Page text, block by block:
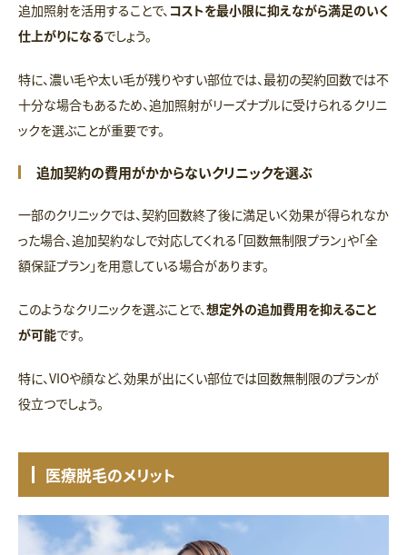
追加照射を活用することで、 コストを最小限に抑えながら満足のいく
仕上がりになるでしょう。
特に、濃い毛や太い毛が残りやすい部位では、最初の契約回数では不
十分な場合もあるため、追加照射がリーズナブルに受けられるクリニ
ックを選ぶことが重要です。
追加契約の費用がかからないクリニックを選ぶ
一部のクリニックでは、契約回数終了後に満足いく効果が得られなか
った場合、追加契約なしで対応してくれる「回数無制限プラン」や「全
額保証プラン」を用意している場合があります。
このようなクリニックを選ぶことで、想定外の追加費用を抑えること
が可能です。
特に、VIOや顔など、効果が出にくい部位では回数無制限のプランが
役立つでしょう。
医療脱毛のメリット